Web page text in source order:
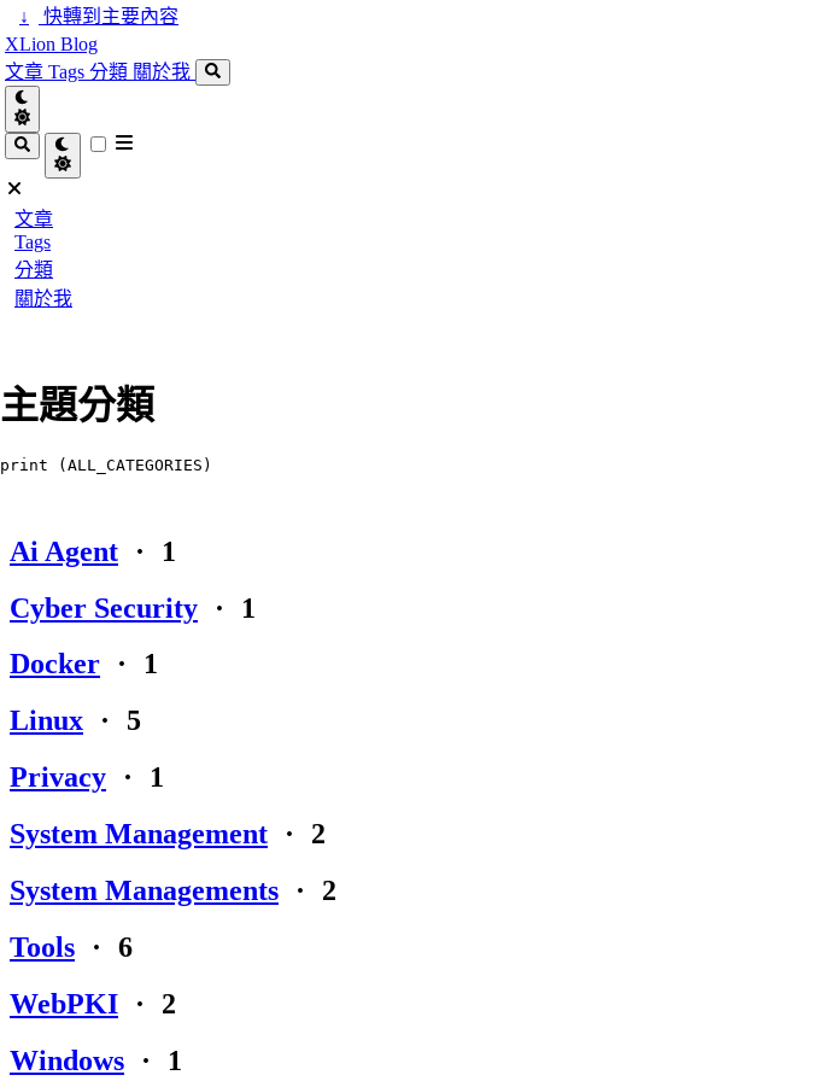
↓
快轉到主要內容
XLion Blog
文章 Tags 分類 關於我
文章
Tags
分類
關於我
主題分類
print ( ALL_CATEGORIES )
Ai Agent ·
1
Cyber Security
·
1
Docker
·
1
Linux
·
5
Privacy
·
1
System Management
·
2
System Managements
·
2
Tools
·
6
WebPKI
·
2
Windows
· 1